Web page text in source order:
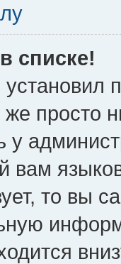
списке!
просто
у
вам
то вы